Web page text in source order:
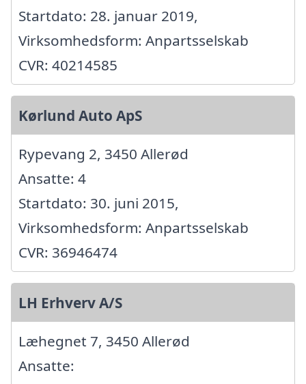
Startdato: 28. januar 2019,
Virksomhedsform: Anpartsselskab
CVR: 40214585
Kørlund Auto ApS
Rypevang 2, 3450 Allerød
Ansatte: 4
Startdato: 30. juni 2015,
Virksomhedsform: Anpartsselskab
CVR: 36946474
LH Erhverv A/S
Læhegnet 7, 3450 Allerød
Ansatte: